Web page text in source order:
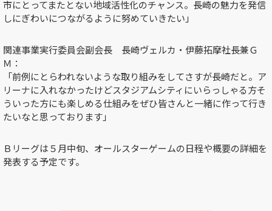
市にとってまたとない地域活性化のチャンス。長崎の魅力を発信
しにぎわいにつながるように努めていきたい」
関連事業実行委員会副会長 長崎ヴェルカ・伊藤拓摩社長兼Ｇ
Ｍ：
「前例にとらわれないような取り組みをしてさすが長崎だと。ア
リーナに入れなかったけどスタジアムシティにいらっしゃる方そ
ういった方にも楽しめる仕組みをぜひ皆さんと一緒に作って行き
たいなと思っております」
Ｂリーグは５月中旬、オールスターゲームの日程や概要の詳細を
発表する予定です。